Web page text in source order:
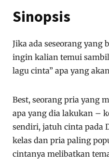
Sinopsis
Jika ada seseorang yang
ingin kalian temui
lagu cinta” apa yang
Best, seorang pria yang
apa yang dia lakukan –
sendiri, jatuh cinta pada
kelas dan pria paling
cintanya melibatkan